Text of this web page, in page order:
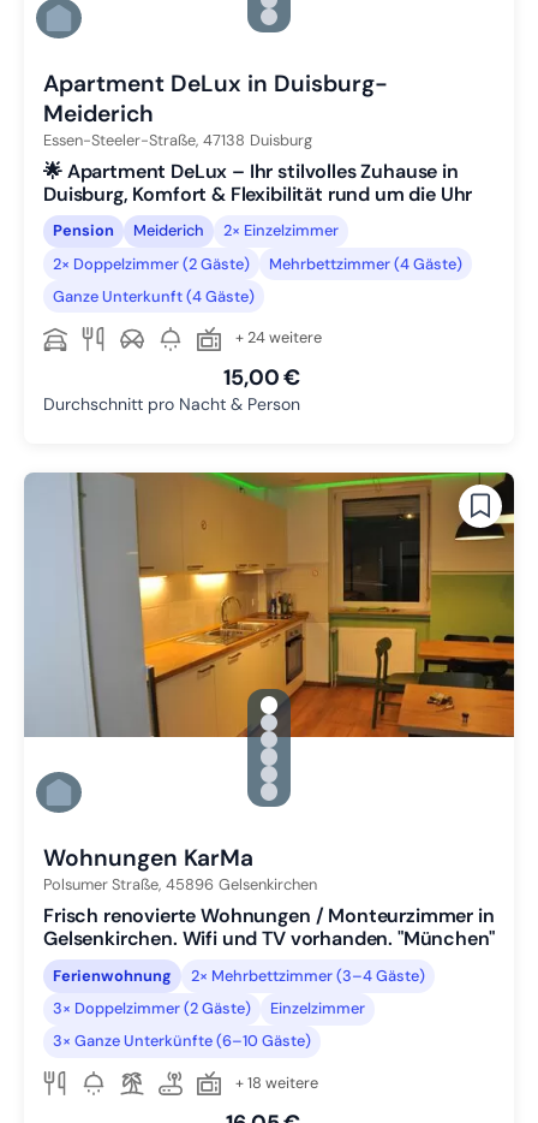
Zu Slide 5 wechseln
Zu Slide 6 wechseln
Apartment DeLux in Duisburg-
Meiderich
Essen-Steeler-Straße, 47138 Duisburg
🌟 Apartment DeLux – Ihr stilvolles Zuhause in
Duisburg, Komfort & Flexibilität rund um die Uhr
Pension Meiderich
2× Einzelzimmer
2× Doppelzimmer (2 Gäste)
Mehrbettzimmer (4 Gäste)
Ganze Unterkunft (4 Gäste)
+ 24 weitere
15,00 €
Durchschnitt pro Nacht & Person
gallery.slide_selector
Zu Slide 1 wechseln
Zu Slide 2 wechseln
Zu Slide 3 wechseln
Zu Slide 4 wechseln
Zu Slide 5 wechseln
Zu Slide 6 wechseln
Wohnungen KarMa
Polsumer Straße, 45896 Gelsenkirchen
Frisch renovierte Wohnungen / Monteurzimmer in
Gelsenkirchen. Wifi und TV vorhanden. "München"
Ferienwohnung
2× Mehrbettzimmer (3–4 Gäste)
3× Doppelzimmer (2 Gäste)
Einzelzimmer
3× Ganze Unterkünfte (6–10 Gäste)
+ 18 weitere